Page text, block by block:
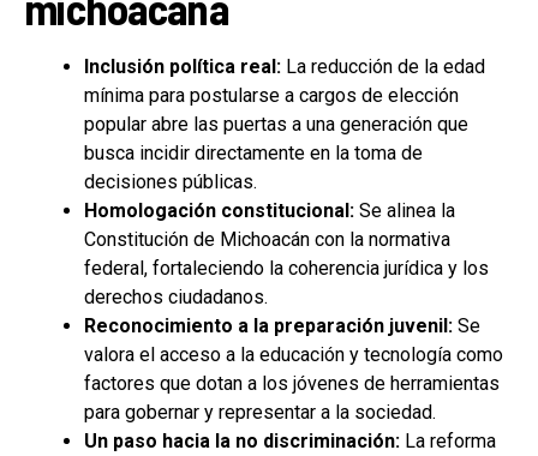
Inclusión política real: La reducción de la edad
mínima para postularse a cargos de elección
popular abre las puertas a una generación que
busca incidir directamente en la toma de
decisiones públicas.
Homologación constitucional: Se alinea la
Constitución de Michoacán con la normativa
federal, fortaleciendo la coherencia jurídica y los
derechos ciudadanos.
Reconocimiento a la preparación juvenil: Se
valora el acceso a la educación y tecnología como
factores que dotan a los jóvenes de herramientas
para gobernar y representar a la sociedad.
Un paso hacia la no discriminación: La reforma